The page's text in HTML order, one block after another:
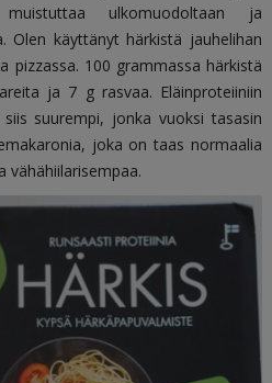
ulkomuodoltaan ja
Olen käyttänyt härkistä jauhelihan
pizzassa. 100 grammassa härkistä
ja 7 g rasvaa. Eläinproteiiniin
suurempi, jonka vuoksi tasasin
joka on taas normaalia
vähähiilarisempaa.